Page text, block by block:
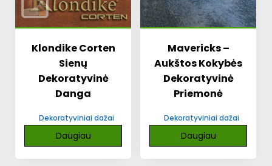
Klondike Corten
Sienų
Dekoratyvinė
Danga
Dekoratyviniai dažai
Daugiau
Mavericks –
Aukštos Kokybės
Dekoratyvinė
Priemonė
Dekoratyviniai dažai
Daugiau